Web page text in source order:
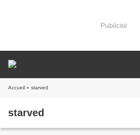
Publicité
Accueil » starved
starved